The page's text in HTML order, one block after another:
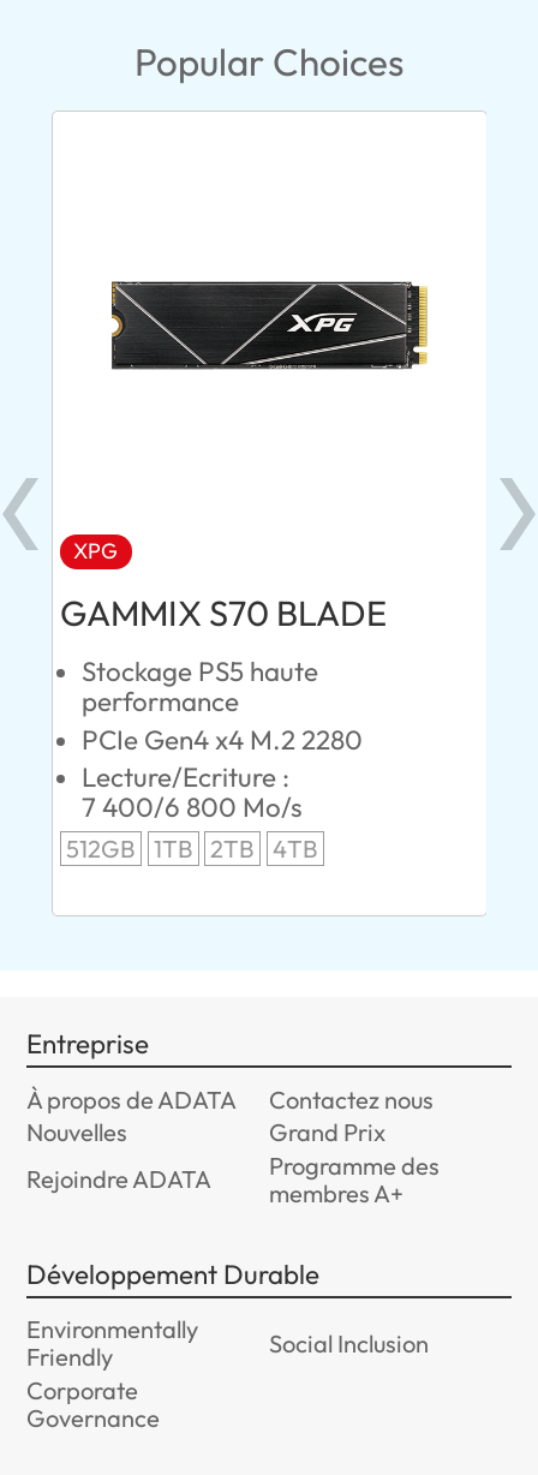
Popular Choices
XPG
GAMMIX S70 BLADE
Stockage PS5 haute
performance
PCIe Gen4 x4 M.2 2280
Lecture/Ecriture :
7 400/6 800 Mo/s
512GB 1TB 2TB 4TB
Entreprise
À propos de ADATA
Contactez nous
Nouvelles
Grand Prix
Rejoindre ADATA
Programme des
membres A+
Développement Durable
Environmentally
Friendly
Social Inclusion
Corporate
Governance